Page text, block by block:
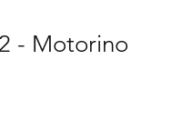
- Motorino